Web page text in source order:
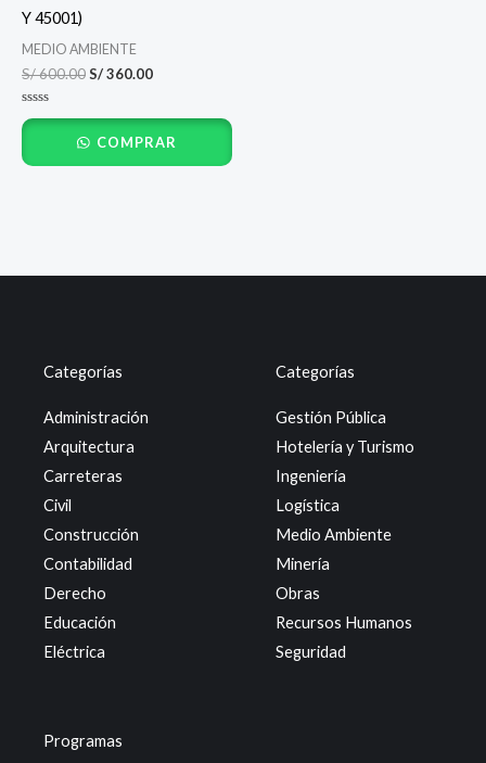
Y 45001)
MEDIO AMBIENTE
S/600.00S/360.00
Valorado
con
de
5
COMPRAR
Categorías
Administración
Arquitectura
Carreteras
Civil
Construcción
Contabilidad
Derecho
Educación
Eléctrica
Categorías
Gestión Pública
Hotelería y Turismo
Ingeniería
Logística
Medio Ambiente
Minería
Obras
Recursos Humanos
Seguridad
Programas